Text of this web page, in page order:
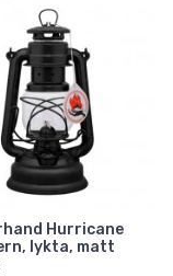
Hurricane
lykta, matt